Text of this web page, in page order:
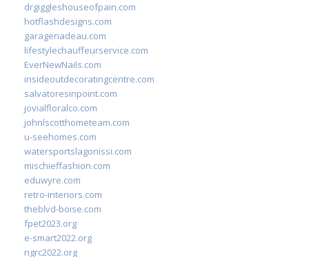
drgiggleshouseofpain.com
hotflashdesigns.com
garagenadeau.com
lifestylechauffeurservice.com
EverNewNails.com
insideoutdecoratingcentre.com
salvatoresinpoint.com
jovialfloralco.com
johnlscotthometeam.com
u-seehomes.com
watersportslagonissi.com
mischieffashion.com
eduwyre.com
retro-interiors.com
theblvd-boise.com
fpet2023.org
e-smart2022.org
ngrc2022.org